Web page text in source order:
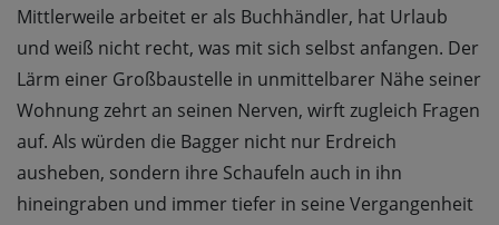
Mittlerweile arbeitet er als Buchhändler, hat Urlaub
und weiß nicht recht, was mit sich selbst anfangen. Der
Lärm einer Großbaustelle in unmittelbarer Nähe seiner
Wohnung zehrt an seinen Nerven, wirft zugleich Fragen
auf. Als würden die Bagger nicht nur Erdreich
ausheben, sondern ihre Schaufeln auch in ihn
hineingraben und immer tiefer in seine Vergangenheit